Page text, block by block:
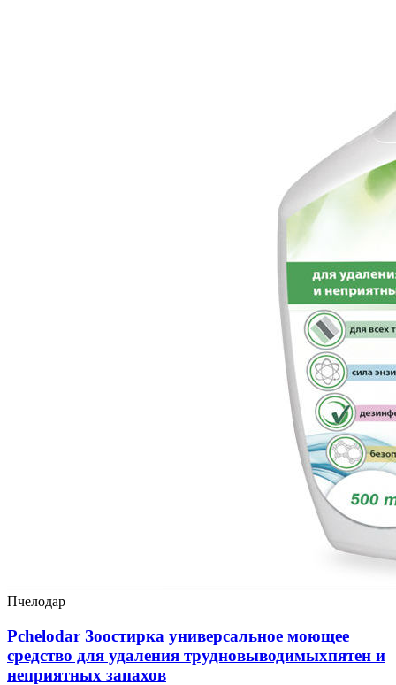
Пчелодар
Pchelodar Зоостирка универсальное моющее
средство для удаления трудновыводимыхпятен и
неприятных запахов